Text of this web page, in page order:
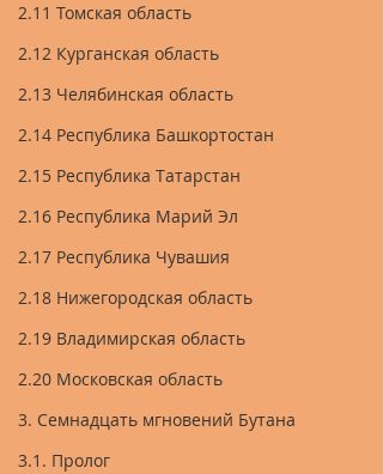
2.11 Томская область
2.12 Курганская область
2.13 Челябинская область
2.14 Республика Башкортостан
2.15 Республика Татарстан
2.16 Республика Марий Эл
2.17 Республика Чувашия
2.18 Нижегородская область
2.19 Владимирская область
2.20 Московская область
3. Семнадцать мгновений Бутана
3.1. Пролог